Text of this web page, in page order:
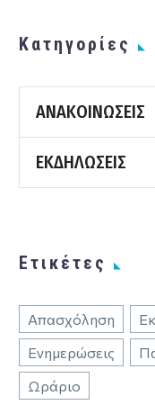
Kατηγορίες
ΑΝΑΚΟΙΝΏΣΕΙΣ
ΕΚΔΗΛΏΣΕΙΣ
Ετικέτες
Απασχόληση
Ενημερώσεις
Ωράριο